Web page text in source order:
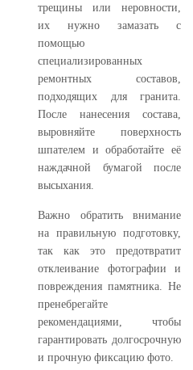
трещины или неровности,
их нужно замазать с
помощью
специализированных
ремонтных составов,
подходящих для гранита.
После нанесения состава,
выровняйте поверхность
шпателем и обработайте её
наждачной бумагой после
высыхания.
Важно обратить внимание
на правильную подготовку,
так как это предотвратит
отклеивание фотографии и
повреждения памятника. Не
пренебрегайте
рекомендациями, чтобы
гарантировать долгосрочную
и прочную фиксацию фото.